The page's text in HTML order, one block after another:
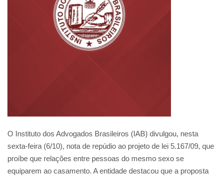
O Instituto dos Advogados Brasileiros (IAB) divulgou, nesta
sexta-feira (6/10), nota de repúdio ao projeto de lei 5.167/09, que
proíbe que relações entre pessoas do mesmo sexo se
equiparem ao casamento. A entidade destacou que a proposta